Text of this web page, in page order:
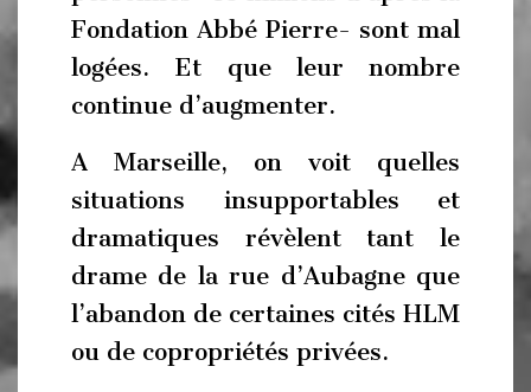
Fondation Abbé Pierre- sont mal
logées. Et que leur nombre
continue d’augmenter.
A Marseille, on voit quelles
situations insupportables et
dramatiques révèlent tant le
drame de la rue d’Aubagne que
l’abandon de certaines cités HLM
ou de copropriétés privées.